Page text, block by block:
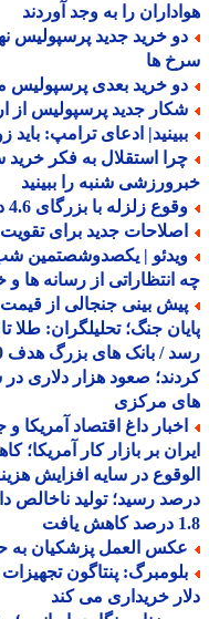
را به وجد آوردند
خرید جدید پرسپولیس
ها
خرید بعدی پرسپولیس
جدید پرسپولیس از
ادعای ترامپ: باید
استقلال به فکر خرید
شنبه را ببینید
زلزله با بزرگای 4.6 در کرمان
جدید برای تقویت
| یکصدوشصتمین شب
از رسانه ها و خبرنگاران
صعود هزار دلاری در
مرکزی
داغ اقتصاد آمریکا و
العمل پزشکیان به
خریداری می کند